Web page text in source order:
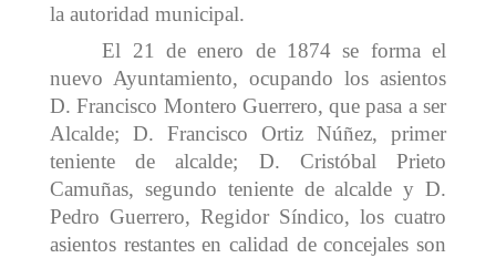
la autoridad municipal.
El 21 de enero de 1874 se forma el
nuevo Ayuntamiento, ocupando los asientos
D. Francisco Montero Guerrero, que pasa a ser
Alcalde; D. Francisco Ortiz Núñez, primer
teniente de alcalde; D. Cristóbal Prieto
Camuñas, segundo teniente de alcalde y D.
Pedro Guerrero, Regidor Síndico, los cuatro
asientos restantes en calidad de concejales son